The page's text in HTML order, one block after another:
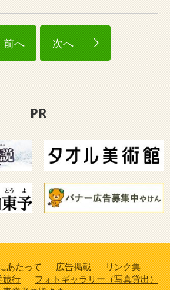
前へ 次へ
PR
あたって 広告掲載
リンク集
旅行
フォトギャラリー（写真貸出）